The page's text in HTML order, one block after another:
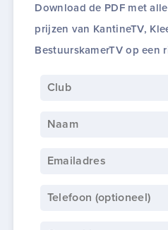
Download de PDF met
prijzen van KantineTV,
BestuurskamerTV op een